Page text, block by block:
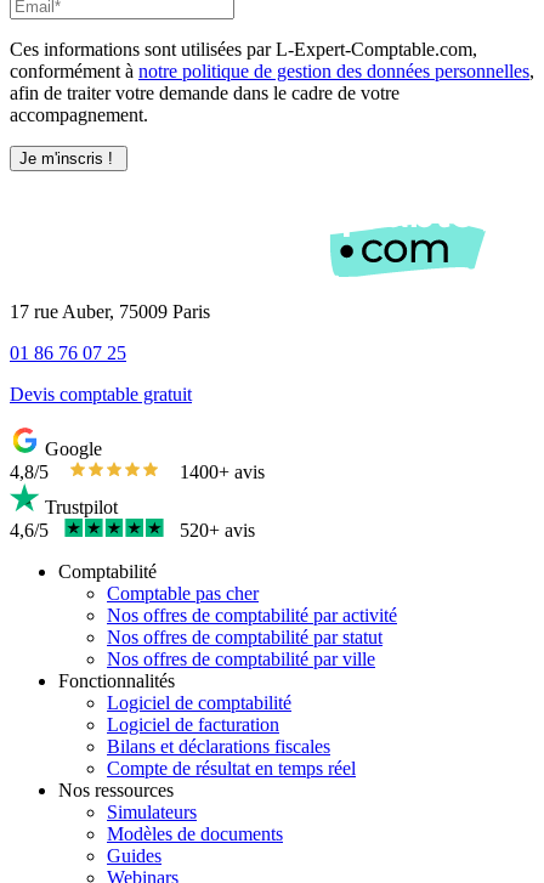
Ces informations sont utilisées par L-Expert-Comptable.com,
conformément à notre politique de gestion des données personnelles,
afin de traiter votre demande dans le cadre de votre
accompagnement.
17 rue Auber, 75009 Paris
01 86 76 07 25
Devis comptable gratuit
Google
4,8/5
1400+ avis
Trustpilot
4,6/5
520+ avis
Comptabilité
Comptable pas cher
Nos offres de comptabilité par activité
Nos offres de comptabilité par statut
Nos offres de comptabilité par ville
Fonctionnalités
Logiciel de comptabilité
Logiciel de facturation
Bilans et déclarations fiscales
Compte de résultat en temps réel
Nos ressources
Simulateurs
Modèles de documents
Guides
Webinars